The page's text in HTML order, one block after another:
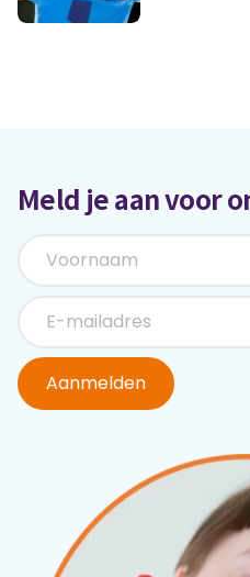
Meld je aan voor
Aanmelden